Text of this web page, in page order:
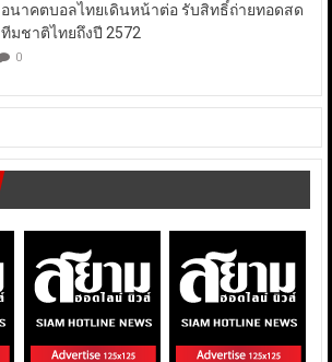
อนาคตบอลไทยเดินหน้าต่อ รับสิทธิ์ถ่ายทอดสด
ทีมชาติไทยถึงปี 2572
0